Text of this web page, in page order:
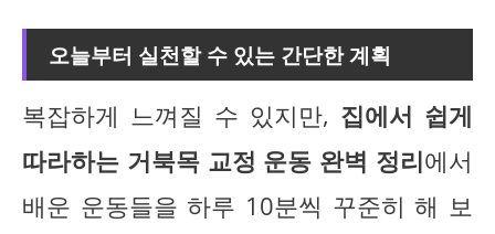
오늘부터 실천할 수 있는 간단한 계획
복잡하게 느껴질 수 있지만, 집에서 쉽게
따라하는 거북목 교정 운동 완벽 정리에서
배운 운동들을 하루 10분씩 꾸준히 해 보